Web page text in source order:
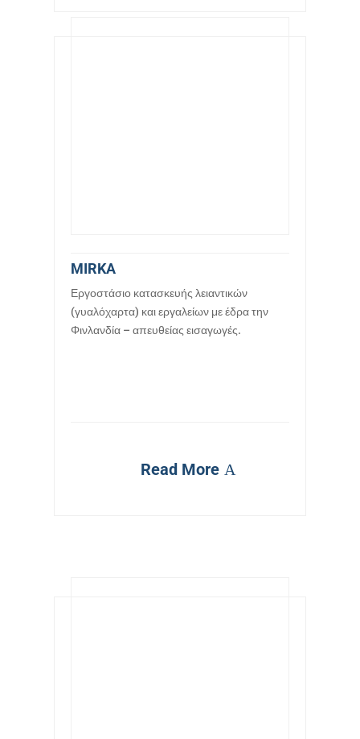
MIRKA
Εργοστάσιο κατασκευής λειαντικών
(γυαλόχαρτα) και εργαλείων με έδρα την
Φινλανδία – απευθείας εισαγωγές.
Read More